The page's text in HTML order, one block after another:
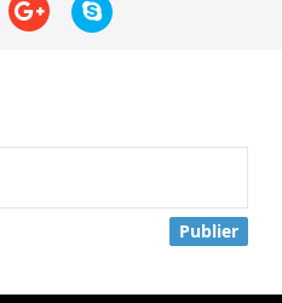
Publier